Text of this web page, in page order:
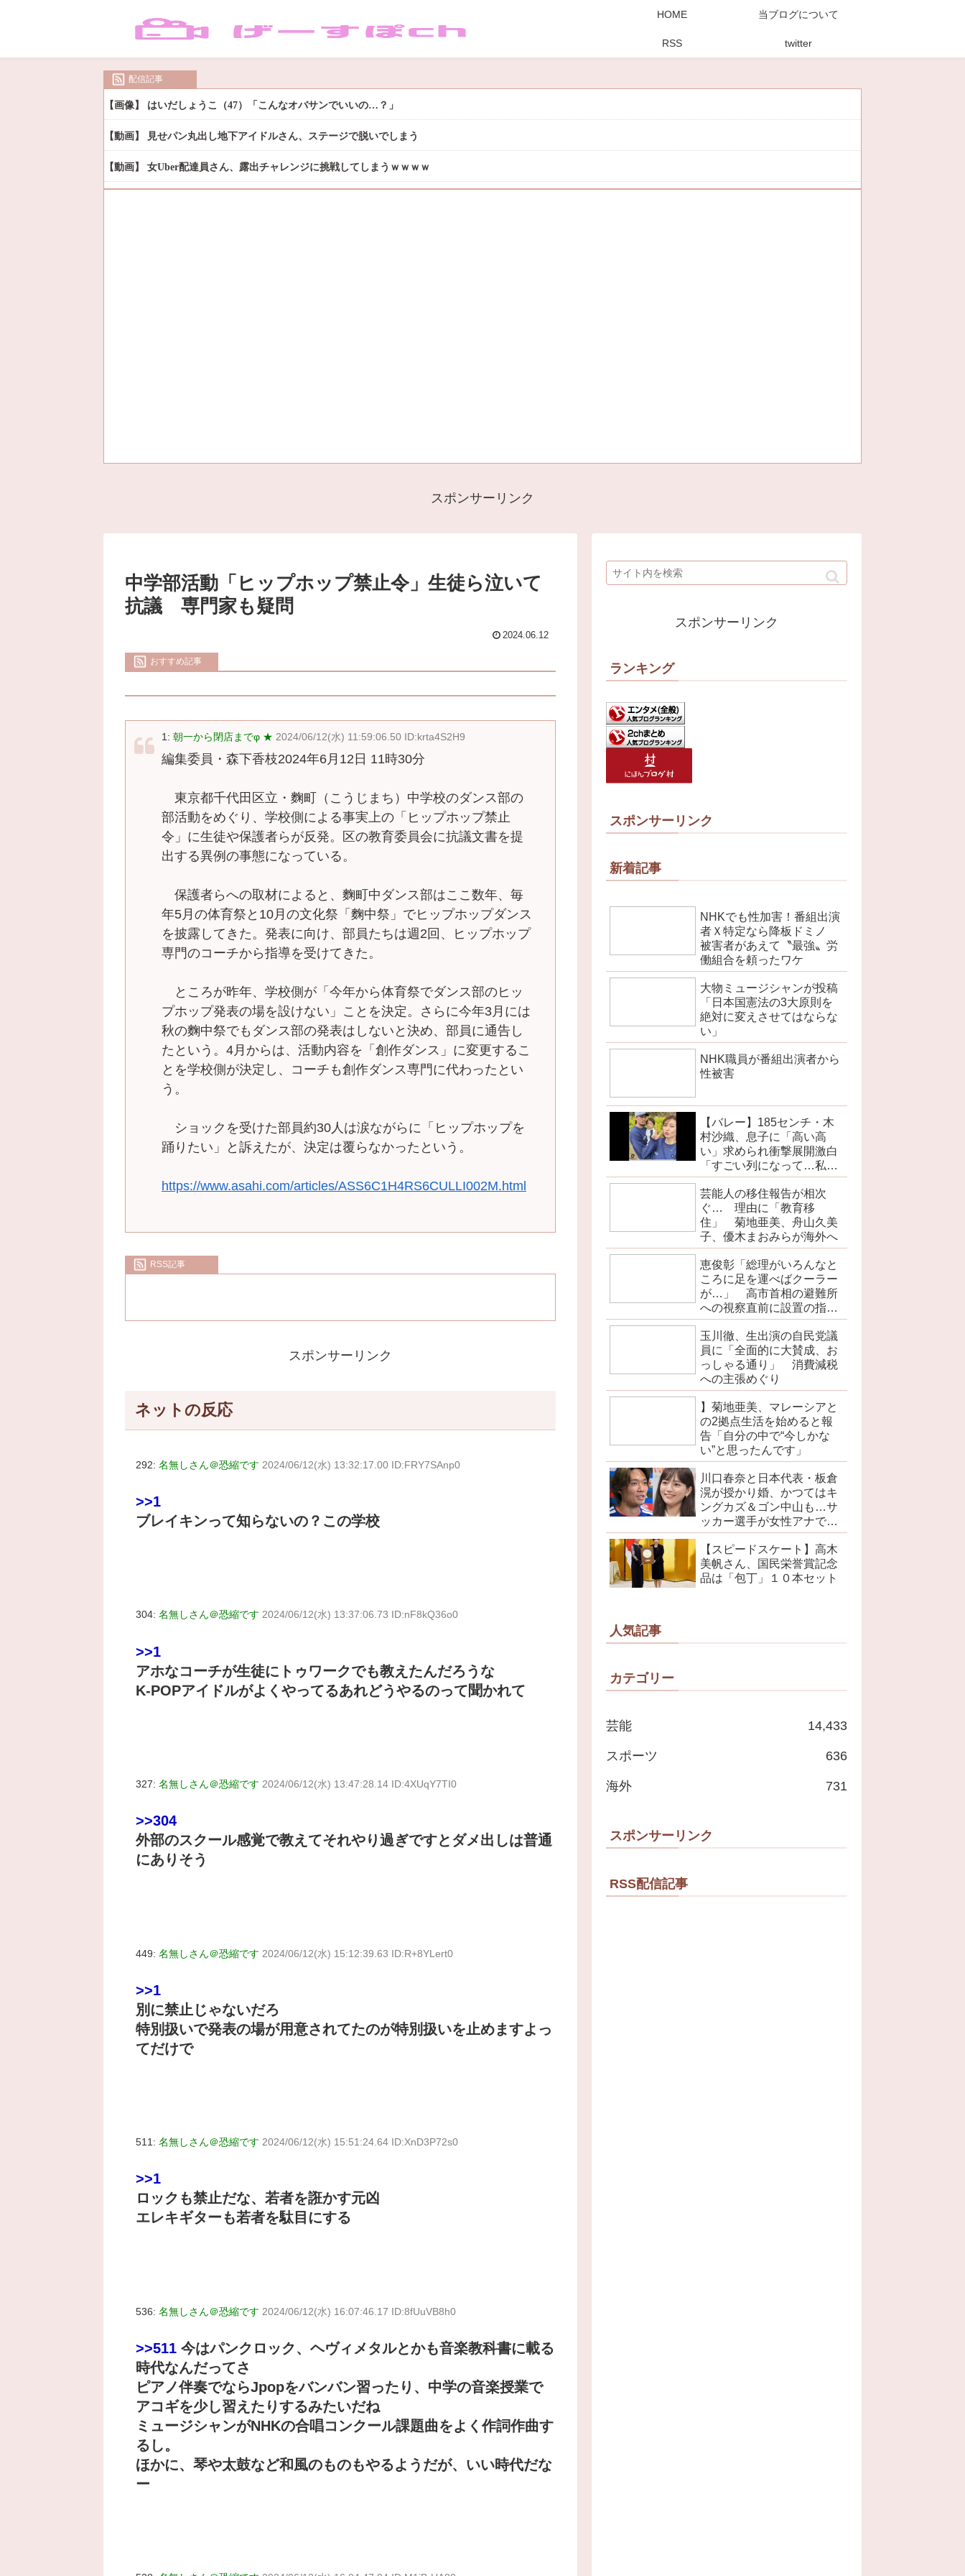
HOME 当ブログについて
RSS twitter
配信記事
【画像】 はいだしょうこ（47）「こんなオバサンでいいの…？」
【動画】 見せパン丸出し地下アイドルさん、ステージで脱いでしまう
【動画】 女Uber配達員さん、露出チャレンジに挑戦してしまうｗｗｗｗ
スポンサーリンク
中学部活動「ヒップホップ禁止令」生徒ら泣いて
抗議 専門家も疑問
2024.06.12
おすすめ記事
1: 朝一から閉店までφ ★ 2024/06/12(水) 11:59:06.50 ID:krta4S2H9
編集委員・森下香枝2024年6月12日 11時30分
東京都千代田区立・麴町（こうじまち）中学校のダンス部の
部活動をめぐり、学校側による事実上の「ヒップホップ禁止
令」に生徒や保護者らが反発。区の教育委員会に抗議文書を提
出する異例の事態になっている。
保護者らへの取材によると、麴町中ダンス部はここ数年、毎
年5月の体育祭と10月の文化祭「麴中祭」でヒップホップダンス
を披露してきた。発表に向け、部員たちは週2回、ヒップホップ
専門のコーチから指導を受けてきた。
ところが昨年、学校側が「今年から体育祭でダンス部のヒッ
プホップ発表の場を設けない」ことを決定。さらに今年3月には
秋の麴中祭でもダンス部の発表はしないと決め、部員に通告し
たという。4月からは、活動内容を「創作ダンス」に変更するこ
とを学校側が決定し、コーチも創作ダンス専門に代わったとい
う。
ショックを受けた部員約30人は涙ながらに「ヒップホップを
踊りたい」と訴えたが、決定は覆らなかったという。
https://www.asahi.com/articles/ASS6C1H4RS6CULLI002M.html
RSS記事
スポンサーリンク
ネットの反応
292: 名無しさん＠恐縮です 2024/06/12(水) 13:32:17.00 ID:FRY7SAnp0
>>1
ブレイキンって知らないの？この学校
304: 名無しさん＠恐縮です 2024/06/12(水) 13:37:06.73 ID:nF8kQ36o0
>>1
アホなコーチが生徒にトゥワークでも教えたんだろうな
K-POPアイドルがよくやってるあれどうやるのって聞かれて
327: 名無しさん＠恐縮です 2024/06/12(水) 13:47:28.14 ID:4XUqY7TI0
>>304
外部のスクール感覚で教えてそれやり過ぎですとダメ出しは普通
にありそう
449: 名無しさん＠恐縮です 2024/06/12(水) 15:12:39.63 ID:R+8YLert0
>>1
別に禁止じゃないだろ
特別扱いで発表の場が用意されてたのが特別扱いを止めますよっ
てだけで
511: 名無しさん＠恐縮です 2024/06/12(水) 15:51:24.64 ID:XnD3P72s0
>>1
ロックも禁止だな、若者を誑かす元凶
エレキギターも若者を駄目にする
536: 名無しさん＠恐縮です 2024/06/12(水) 16:07:46.17 ID:8fUuVB8h0
>>511 今はパンクロック、ヘヴィメタルとかも音楽教科書に載る
時代なんだってさ
ピアノ伴奏でならJpopをバンバン習ったり、中学の音楽授業で
アコギを少し習えたりするみたいだね
ミュージシャンがNHKの合唱コンクール課題曲をよく作詞作曲す
るし。
ほかに、琴や太鼓など和風のものもやるようだが、いい時代だな
ー
スポンサーリンク
ランキング
スポンサーリンク
新着記事
NHKでも性加害！番組出演
者Ｘ特定なら降板ドミノ
被害者があえて〝最強〟労
働組合を頼ったワケ
大物ミュージシャンが投稿
「日本国憲法の3大原則を
絶対に変えさせてはならな
い」
NHK職員が番組出演者から
性被害
【バレー】185センチ・木
村沙織、息子に「高い高
い」求められ衝撃展開激白
「すごい列になって…私ア
トラクションじゃないよみ
たいな」
芸能人の移住報告が相次
ぐ… 理由に「教育移
住」 菊地亜美、舟山久美
子、優木まおみらが海外へ
恵俊彰「総理がいろんなと
ころに足を運べばクーラー
が…」 高市首相の避難所
への視察直前に設置の指摘
で
玉川徹、生出演の自民党議
員に「全面的に大賛成、お
っしゃる通り」 消費減税
への主張めぐり
】菊地亜美、マレーシアと
の2拠点生活を始めると報
告「自分の中で“今しかな
い”と思ったんです」
川口春奈と日本代表・板倉
滉が授かり婚、かつてはキ
ングカズ＆ゴン中山も…サ
ッカー選手が女性アナでは
なく女優と出会う接点
【スピードスケート】高木
美帆さん、国民栄誉賞記念
品は「包丁」１０本セット
人気記事
カテゴリー
芸能 14,433
スポーツ 636
海外 731
スポンサーリンク
RSS配信記事